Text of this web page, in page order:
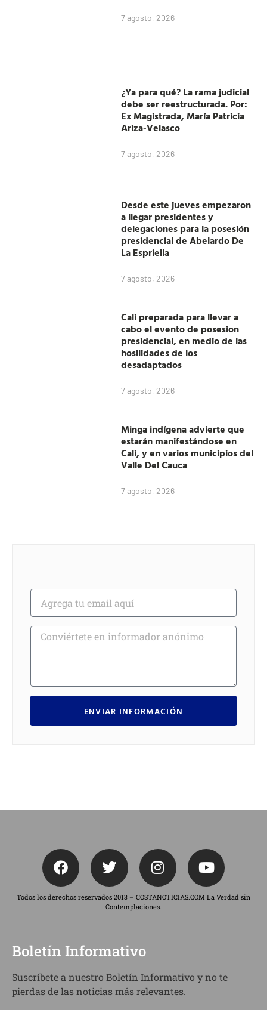
7 agosto, 2026
¿Ya para qué? La rama judicial
debe ser reestructurada. Por:
Ex Magistrada, María Patricia
Ariza-Velasco
7 agosto, 2026
Desde este jueves empezaron
a llegar presidentes y
delegaciones para la posesión
presidencial de Abelardo De
La Espriella
7 agosto, 2026
Cali preparada para llevar a
cabo el evento de posesion
presidencial, en medio de las
hosilidades de los
desadaptados
7 agosto, 2026
Minga indígena advierte que
estarán manifestándose en
Cali, y en varios municipios del
Valle Del Cauca
7 agosto, 2026
ENVIAR INFORMACIÓN
Todos los derechos reservados 2013 – COSTANOTICIAS.COM La Verdad sin
Contemplaciones.
Boletín Informativo
Suscríbete a nuestro Boletín Informativo y no te
pierdas de las noticias más relevantes.